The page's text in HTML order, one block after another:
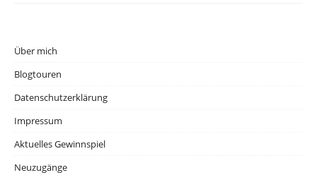
Über mich
Blogtouren
Datenschutzerklärung
Impressum
Aktuelles Gewinnspiel
Neuzugänge